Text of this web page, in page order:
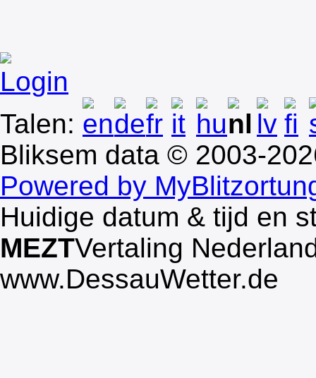
Login
Talen:
Bliksem data © 2003-
Powered by
Huidige datum & tijd en
MEZTVertaling
www.DessauWetter.de